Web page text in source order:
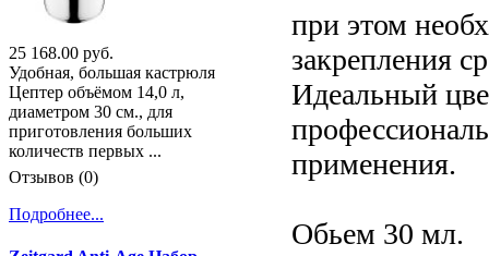
при этом
закрепления
Идеальный
применения.
Обьем 30 мл.
25 168.00 руб.
Удобная, большая кастрюля
Цептер объёмом 14,0 л,
диаметром 30 см., для
приготовления больших
количеств первых ...
Отзывов (0)
Подробнее...